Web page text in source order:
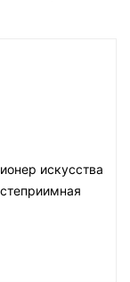
искусства